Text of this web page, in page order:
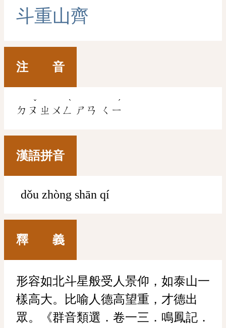
斗重山齊
注 音
ㄉㄡ
ˇ
ㄓㄨㄥ
ˋ
ㄕㄢ ㄑㄧ
ˊ
漢語拼音
dǒu zhòng shān qí
釋 義
形容如北斗星般受人景仰，如泰山一
樣高大。比喻人德高望重，才德出
眾。《群音類選．卷一三．鳴鳳記．